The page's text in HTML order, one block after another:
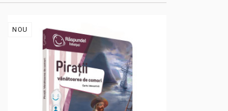
NOU